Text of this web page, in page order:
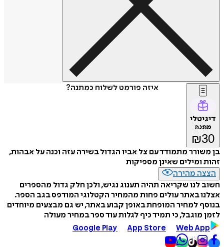
איזה פורמט לשלוח כמתנה?
דיגיטלי
מתנה
₪30
בן משורר מתמודד עם צל אביו הגדול בשירה עזה וכנה על אבהות,
זהות ומילים שאינן מספיקות
הצצה מהירה
חשוב לנו שקריאה תהיה תענוג נגיש, ולכן חלק גדול מהספרים
אצלנו באתר עולים פחות מהמחיר הקטלוגי המודפס בגב הספר.
בנוסף למחיר המופחת באופן קבוע באתר, יש גם מבצעים מיוחדים
לזמן מוגבל, כי תמיד כיף לגלות עוד ספר במחיר מעולה
Google Play
App Store Web App